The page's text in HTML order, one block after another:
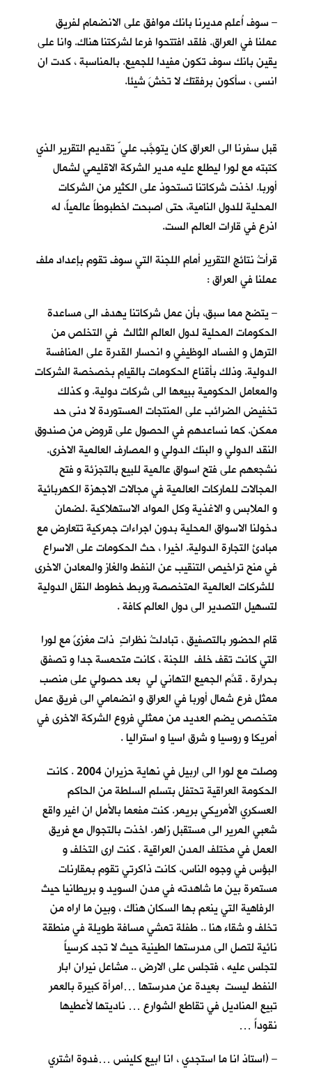
– سوف اُعلم مديرنا بانك موافق على الانضمام لفريق
عملنا في العراق. فلقد افتتحوا فرعا لشركتنا هناك. وانا على
يقين بانك سوف تكون مفيدا للجميع. بالمناسبة ، كدت ان
انسى ، سأكون برفقتك لا تخشَ شيئا.
قبل سفرنا الى العراق كان يتوجَّب علي ّ تقديم التقرير الذي
كتبته مع لورا ليطلع عليه مدير الشركة الاقليمي لشمال
أوربا. اخذت شركاتنا تستحوذ على الكثير من الشركات
المحلية للدول النامية، حتى اصبحت اخطبوطاً عالمياً، له
اذرع في قارات العالم الست.
قرأتُ نتائج التقرير أمام اللجنة التي سوف تقوم بإعداد ملف
عملنا في العراق :
– يتضح مما سبق، بأن عمل شركاتنا يهدف الى مساعدة
الحكومات المحلية لدول العالم الثالث في التخلص من
الترهل و الفساد الوظيفي و انحسار القدرة على المنافسة
الدولية. وذلك بأقناع الحكومات بالقيام بخصخصة الشركات
والمعامل الحكومية ببيعها الى شركات دولية. و كذلك
تخفيض الضرائب على المنتجات المستوردة لا دنى حد
ممكن. كما نساعدهم في الحصول على قروض من صندوق
النقد الدولي و البنك الدولي و المصارف العالمية الاخرى.
نشجعهم على فتح اسواق عالمية للبيع بالتجزئة و فتح
المجالات للماركات العالمية في مجالات الاجهزة الكهربائية
و الملابس و الاغذية وكل المواد الاستهلاكية .لضمان
دخولنا الاسواق المحلية بدون اجراءات جمركية تتعارض مع
مبادئ التجارة الدولية. اخيرا ، حث الحكومات على الاسراع
في منح تراخيص التنقيب عن النفط والغاز والمعادن الاخرى
للشركات العالمية المتخصصة وربط خطوط النقل الدولية
لتسهيل التصدير الى دول العالم كافة .
قام الحضور بالتصفيق ، تبادلتُ نظراتٍ ذات مغزىً مع لورا
التي كانت تقف خلف اللجنة ، كانت متحمسة جدا و تصفق
بحرارة . قدَّم الجميع التهاني لي بعد حصولي على منصب
ممثل فرع شمال أوربا في العراق و انضمامي الى فريق عمل
متخصص يضم العديد من ممثلي فروع الشركة الاخرى في
أمريكا و روسيا و شرق اسيا و استراليا .
وصلت مع لورا الى اربيل في نهاية حزيران 2004 . كانت
الحكومة العراقية تحتفل بتسلم السلطة من الحاكم
العسكري الأمريكي بريمر. كنت مفعما بالأمل ان اغير واقع
شعبي المرير الى مستقبل زاهر. اخذت بالتجوال مع فريق
العمل في مختلف المدن العراقية . كنت ارى التخلف و
البؤس في وجوه الناس. كانت ذاكرتي تقوم بمقارنات
مستمرة بين ما شاهدته في مدن السويد و بريطانيا حيث
الرفاهية التي ينعم بها السكان هناك ، وبين ما اراه من
تخلف و شقاء هنا .. طفلة تمشي مسافة طويلة في منطقة
نائية لتصل الى مدرستها الطينية حيث لا تجد كرسياً
لتجلس عليه ، فتجلس على الارض .. مشاعل نيران ابار
النفط ليست بعيدة عن مدرستها …امرأة كبيرة بالعمر
تبيع المناديل في تقاطع الشوارع … ناديتها لأعطيها
نقوداً …
– (استاذ انا ما استجدي ، انا ابيع كلينس …فدوة اشتري